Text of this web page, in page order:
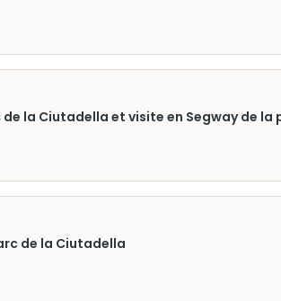
la Ciutadella et visite en Segway de la
de la Ciutadella